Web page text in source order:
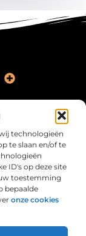
technologieën
te slaan en/of te
ID's op deze site
toestemming
bepaalde
onze cookies
van
leven boeiend